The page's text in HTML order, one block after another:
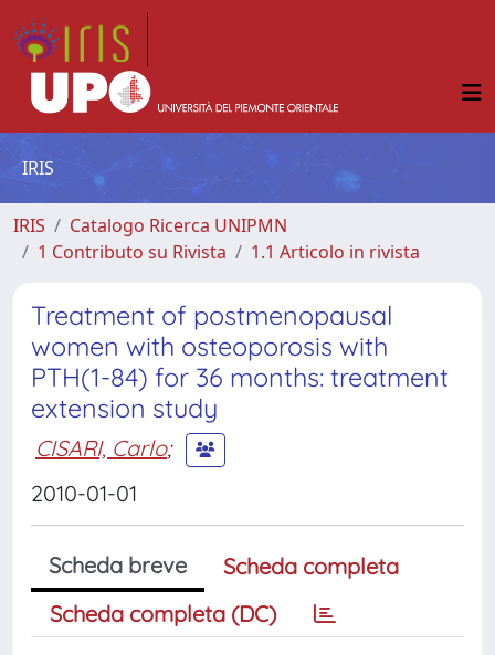
IRIS
IRIS
Catalogo Ricerca UNIPMN
1 Contributo su Rivista
1.1 Articolo in rivista
Treatment of postmenopausal
women with osteoporosis with
PTH(1-84) for 36 months: treatment
extension study
CISARI, Carlo;
2010-01-01
Scheda breve
Scheda completa
Scheda completa (DC)